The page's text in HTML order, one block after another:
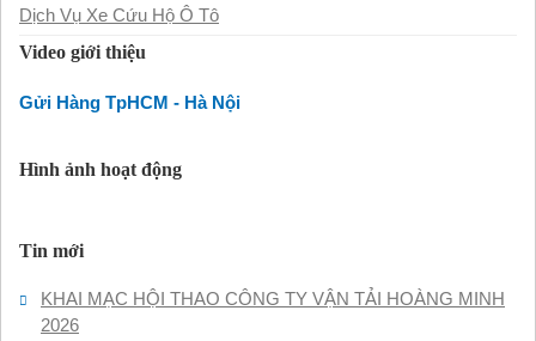
Dịch Vụ Xe Cứu Hộ Ô Tô
Video giới thiệu
Gửi Hàng TpHCM - Hà Nội
Hình ảnh hoạt động
Tin mới
KHAI MẠC HỘI THAO CÔNG TY VẬN TẢI HOÀNG MINH
2026